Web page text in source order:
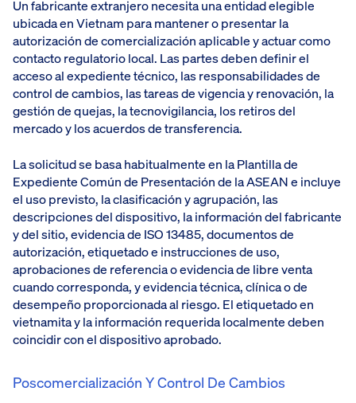
Un fabricante extranjero necesita una entidad elegible
ubicada en Vietnam para mantener o presentar la
autorización de comercialización aplicable y actuar como
contacto regulatorio local. Las partes deben definir el
acceso al expediente técnico, las responsabilidades de
control de cambios, las tareas de vigencia y renovación, la
gestión de quejas, la tecnovigilancia, los retiros del
mercado y los acuerdos de transferencia.
La solicitud se basa habitualmente en la Plantilla de
Expediente Común de Presentación de la ASEAN e incluye
el uso previsto, la clasificación y agrupación, las
descripciones del dispositivo, la información del fabricante
y del sitio, evidencia de ISO 13485, documentos de
autorización, etiquetado e instrucciones de uso,
aprobaciones de referencia o evidencia de libre venta
cuando corresponda, y evidencia técnica, clínica o de
desempeño proporcionada al riesgo. El etiquetado en
vietnamita y la información requerida localmente deben
coincidir con el dispositivo aprobado.
Poscomercialización Y Control De Cambios